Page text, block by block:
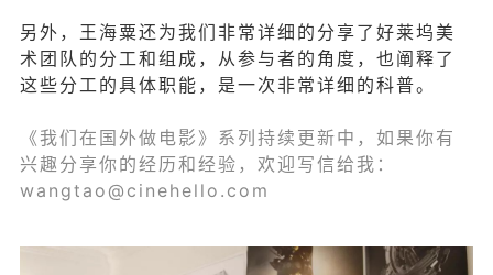
另外，王海粟还为我们非常详细的分享了好莱坞美
术团队的分工和组成，从参与者的角度，也阐释了
这些分工的具体职能，是一次非常详细的科普。
《我们在国外做电影》系列持续更新中，如果你有
兴趣分享你的经历和经验，欢迎写信给我：
wangtao@cinehello.com